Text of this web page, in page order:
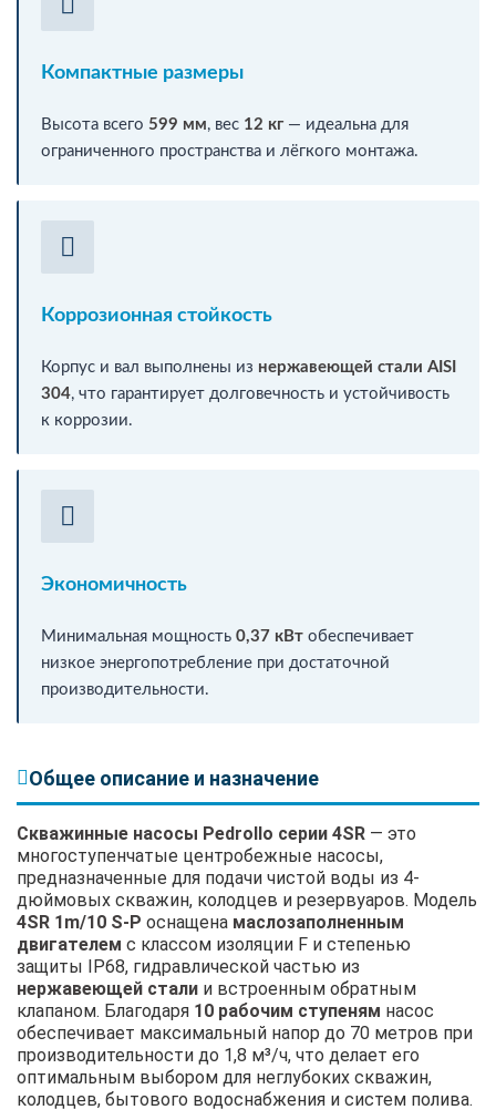
Компактные размеры
Высота всего 599 мм, вес 12 кг— идеальна для
ограниченного пространства и лёгкого монтажа.
Коррозионная стойкость
Корпус и вал выполнены из нержавеющей стали AISI
304, что гарантирует долговечность и устойчивость
к коррозии.
Экономичность
Минимальная мощность 0,37 кВт обеспечивает
низкое энергопотребление при достаточной
производительности.
Общее описание и назначение
Скважинные насосы Pedrollo серии 4SR — это
многоступенчатые центробежные насосы,
предназначенные для подачи чистой воды из 4-
дюймовых скважин, колодцев и резервуаров. Модель
4SR 1m/10 S-P оснащена маслозаполненным
двигателем с классом изоляции F и степенью
защиты IP68, гидравлической частью из
нержавеющей стали и встроенным обратным
клапаном. Благодаря 10 рабочим ступеням насос
обеспечивает максимальный напор до 70 метров при
производительности до 1,8 м³/ч, что делает его
оптимальным выбором для неглубоких скважин,
колодцев, бытового водоснабжения и систем полива.